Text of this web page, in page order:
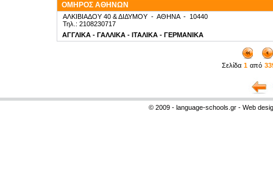
ΟΜΗΡΟΣ ΑΘΗΝΩΝ
ΑΛΚΙΒΙΑΔΟΥ 40 & ΔΙΔΥΜΟΥ - ΑΘΗΝΑ- 10440
Τηλ.: 2108230717
ΑΓΓΛΙΚΑ - ΓΑΛΛΙΚΑ - ΙΤΑΛΙΚΑ - ΓΕΡΜΑΝΙΚΑ
Σελίδα 1 από
© 2009 - language-schools.gr - Web